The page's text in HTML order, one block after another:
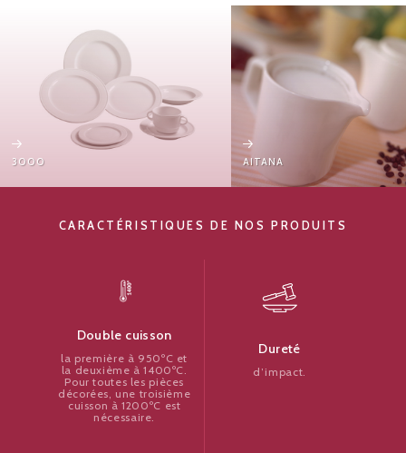
3000 AITANA
CARACTÉRISTIQUES DE NOS PRODUITS
Double cuisson
la première à 950ºC et
la deuxième à 1400ºC.
Pour toutes les pièces
décorées, une troisième
cuisson à 1200ºC est
nécessaire.
Dureté
d’impact.